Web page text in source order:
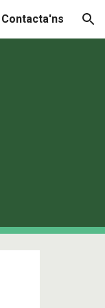
Contacta'ns